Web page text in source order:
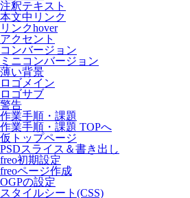
注釈テキスト
本文中リンク
リンクhover
アクセント
コンバージョン
ミニコンバージョン
薄い背景
ロゴメイン
ロゴサブ
警告
作業手順・課題
作業手順・課題 TOPへ
仮トップページ
PSDスライス＆書き出し
freo初期設定
freoページ作成
OGPの設定
スタイルシート(CSS)